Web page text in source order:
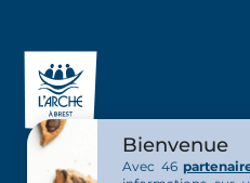
Bienvenue
Avec 46